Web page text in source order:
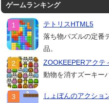
ゲームランキング
テトリスHTML5
落ち物パズルの定番
品。
ZOOKEEPERアクテ
動物を消すズーキー
しょぼんのアクショ